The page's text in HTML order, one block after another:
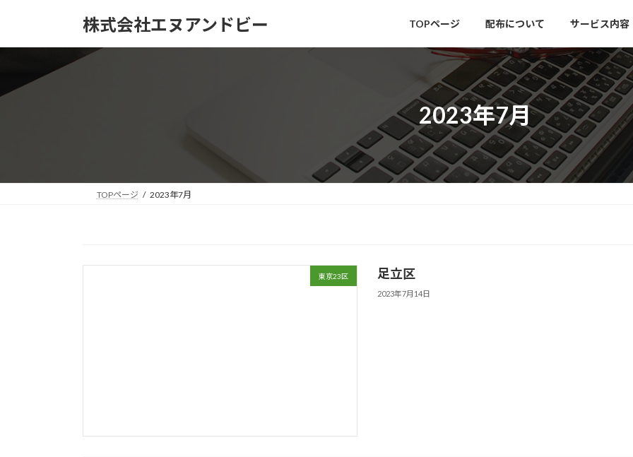
へ
ョ
株式会社エヌアンドビー TOPページ 配布について サービス内容
2023年7月
TOPページ 2023年7月
東京23区 足立区
2023年7月14日